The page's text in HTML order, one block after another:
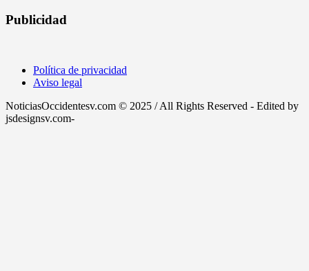
Publicidad
Política de privacidad
Aviso legal
NoticiasOccidentesv.com © 2025 / All Rights Reserved - Edited by
jsdesignsv.com-